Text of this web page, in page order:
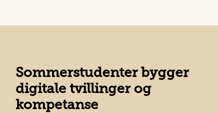
Sommerstudenter bygger
digitale tvillinger og
kompetanse